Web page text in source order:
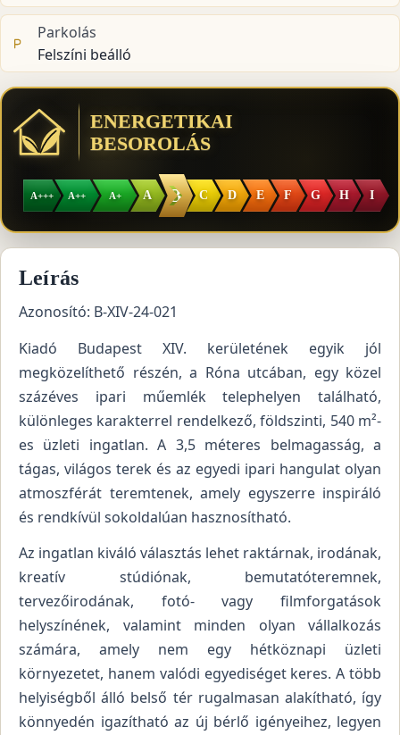
Parkolás
Felszíni beálló
ENERGETIKAI
BESOROLÁS
A+++ A++ A+ A B C D E F G H I
Leírás
Azonosító: B-XIV-24-021
Kiadó Budapest XIV. kerületének egyik jól
megközelíthető részén, a Róna utcában, egy közel
százéves ipari műemlék telephelyen található,
különleges karakterrel rendelkező, földszinti, 540 m²-
es üzleti ingatlan. A 3,5 méteres belmagasság, a
tágas, világos terek és az egyedi ipari hangulat olyan
atmoszférát teremtenek, amely egyszerre inspiráló
és rendkívül sokoldalúan hasznosítható.
Az ingatlan kiváló választás lehet raktárnak, irodának,
kreatív stúdiónak, bemutatóteremnek,
tervezőirodának, fotó- vagy filmforgatások
helyszínének, valamint minden olyan vállalkozás
számára, amely nem egy hétköznapi üzleti
környezetet, hanem valódi egyediséget keres. A több
helyiségből álló belső tér rugalmasan alakítható, így
könnyedén igazítható az új bérlő igényeihez, legyen